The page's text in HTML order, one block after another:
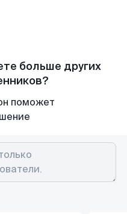
больше других
поможет